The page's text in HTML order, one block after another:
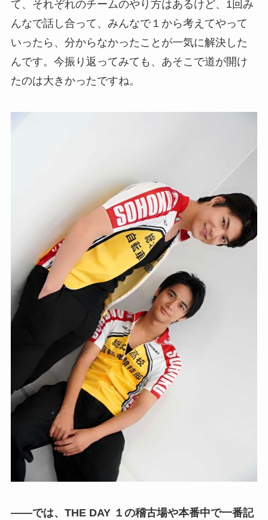
て、それぞれのチームのやり方はあるけど、1回み
んなで話し合って、みんなで１から考えてやって
いったら、分からなかったことが一気に解決した
んです。今振り返ってみても、あそこで道が開け
たのは大きかったですね。
――では、THE DAY １の稽古場や本番中で一番記